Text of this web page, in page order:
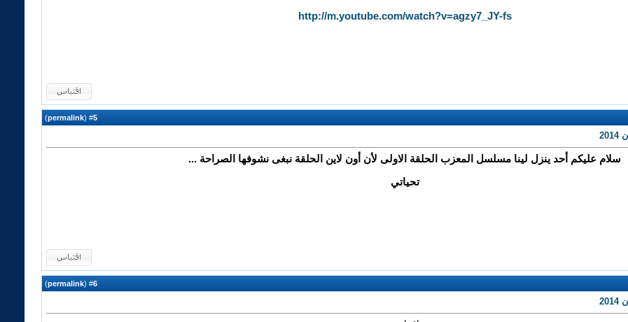
http://m.youtube.com/watch?v=agzy7_JY-fs
5
(
permalink
)
سلام عليكم أحد ينزل لينا مسلسل المعزب الحلقة الاولى لأن أون لاين الحلقة نبغى نشوفها الصراحة ...
تحياتي
6
(
permalink
)